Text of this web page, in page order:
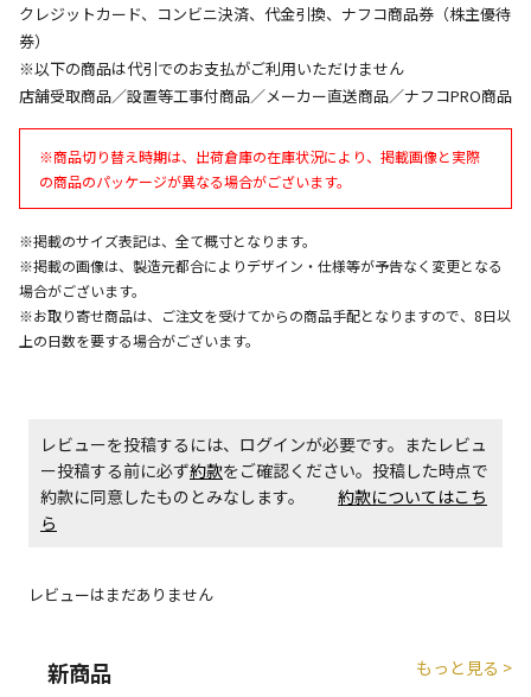
宅配のみでお届けする商品です（店舗受取は選択でき
※「宅配・店舗受取」「宅配のみ」マークの商品のみ
同時購入が可能です
出荷いたします。
ただし、メーカーの営業日に基づき出荷手続きを行う
ため、通常よりお時間をいただく場合がございます。
また、日曜・祝日や年末年始などの長期休業期間中
は、休業明けからの出荷対応となります。
設置工事代金も含まれた商品です
クレジットカード、コンビニ決済、代金引換、ナフコ商品券（株主優待
券）
※以下の商品は代引でのお支払がご利用いただけません
店舗受取商品／設置等工事付商品／メーカー直送商品／ナフコPRO商品
※商品切り替え時期は、出荷倉庫の在庫状況により、掲載画像と実際
の商品のパッケージが異なる場合がございます。
※掲載のサイズ表記は、全て概寸となります。
※掲載の画像は、製造元都合によりデザイン・仕様等が予告なく変更となる
場合がございます。
※お取り寄せ商品は、ご注文を受けてからの商品手配となりますので、8日以
上の日数を要する場合がございます。
レビューを投稿するには、ログインが必要です。またレビュ
ー投稿する前に必ず約款をご確認ください。投稿した時点で
約款に同意したものとみなします。 約款についてはこち
ら
レビューはまだありません
新商品 もっと見る >